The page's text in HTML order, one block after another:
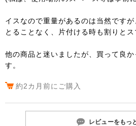
イスなので重量があるのは当然です
とることなく、片付ける時も割りとス
他の商品と迷いましたが、買って良
す。
約2カ月前にご購入
レビューをもっ